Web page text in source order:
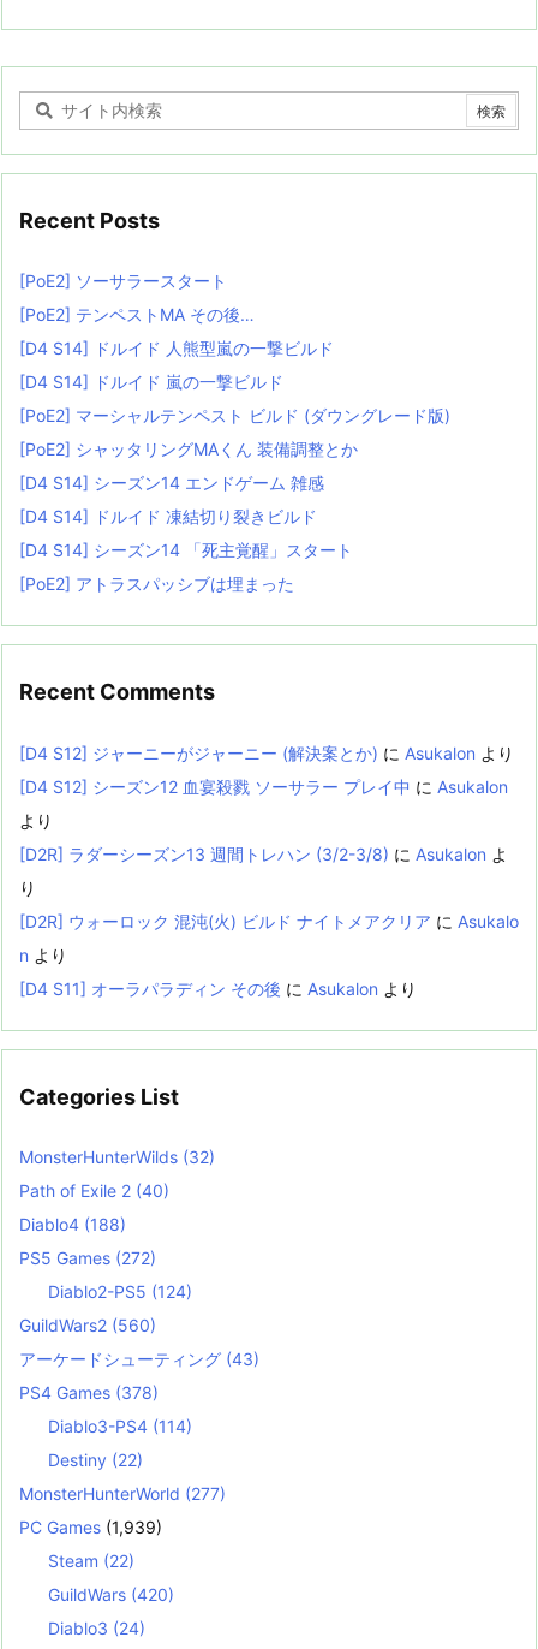
Recent Posts
[PoE2] ソーサラースタート
[PoE2] テンペストMA その後…
[D4 S14] ドルイド 人熊型嵐の一撃ビルド
[D4 S14] ドルイド 嵐の一撃ビルド
[PoE2] マーシャルテンペスト ビルド (ダウングレード版)
[PoE2] シャッタリングMAくん 装備調整とか
[D4 S14] シーズン14 エンドゲーム 雑感
[D4 S14] ドルイド 凍結切り裂きビルド
[D4 S14] シーズン14 「死主覚醒」スタート
[PoE2] アトラスパッシブは埋まった
Recent Comments
[D4 S12] ジャーニーがジャーニー (解決案とか) に Asukalon より
[D4 S12] シーズン12 血宴殺戮 ソーサラー プレイ中 に Asukalon
より
[D2R] ラダーシーズン13 週間トレハン (3/2-3/8) に Asukalon よ
り
[D2R] ウォーロック 混沌(火) ビルド ナイトメアクリア に Asukalo
n より
[D4 S11] オーラパラディン その後 に Asukalon より
Categories List
MonsterHunterWilds (32)
Path of Exile 2 (40)
Diablo4 (188)
PS5 Games (272)
Diablo2-PS5 (124)
GuildWars2 (560)
アーケードシューティング (43)
PS4 Games (378)
Diablo3-PS4 (114)
Destiny (22)
MonsterHunterWorld (277)
PC Games (1,939)
Steam (22)
GuildWars (420)
Diablo3 (24)